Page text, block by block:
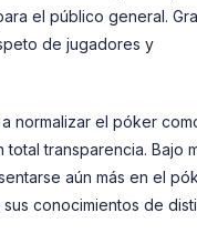
el público general.
de jugadores y
normalizar el póker
transparencia. Bajo
aún más en el
conocimientos de